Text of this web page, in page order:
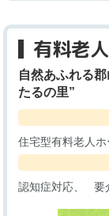
有料老
自然あふれる
たるの里”
住宅型有料老人ホ
認知症対応
要